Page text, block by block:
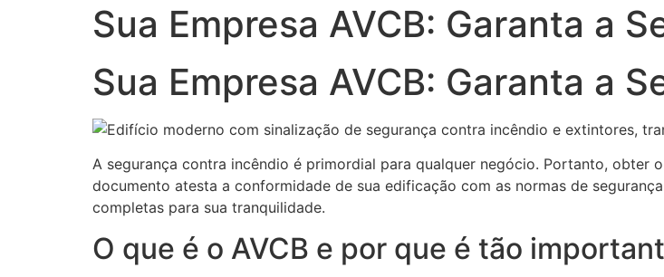
Sua Empresa AVCB: Garanta a
Sua Empresa AVCB: Garanta a
A segurança contra incêndio é primordial para qualquer negócio. Portanto, obter
documento atesta a conformidade de sua edificação com as normas de
completas para sua tranquilidade.
O que é o AVCB e por que é tão